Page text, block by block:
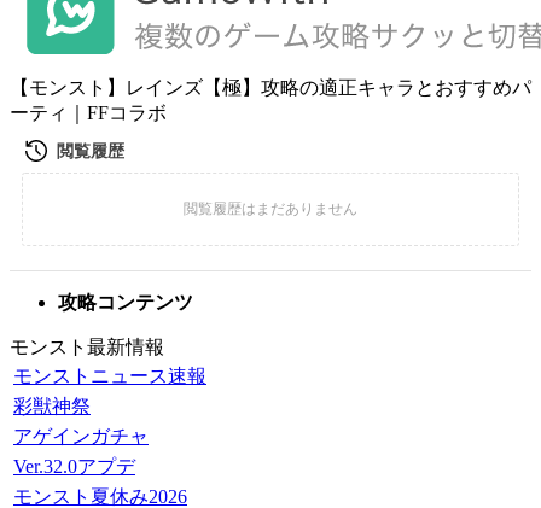
【モンスト】レインズ【極】攻略の適正キャラとおすすめパ
ーティ｜FFコラボ
攻略コンテンツ
モンスト最新情報
モンストニュース速報
彩獣神祭
アゲインガチャ
Ver.32.0アプデ
モンスト夏休み2026